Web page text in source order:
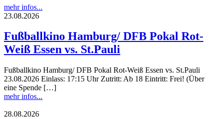
mehr infos...
23.08.2026
Fußballkino Hamburg/ DFB Pokal Rot-
Weiß Essen vs. St.Pauli
Fußballkino Hamburg/ DFB Pokal Rot-Weiß Essen vs. St.Pauli
23.08.2026 Einlass: 17:15 Uhr Zutritt: Ab 18 Eintritt: Frei! (Über
eine Spende […]
mehr infos...
28.08.2026